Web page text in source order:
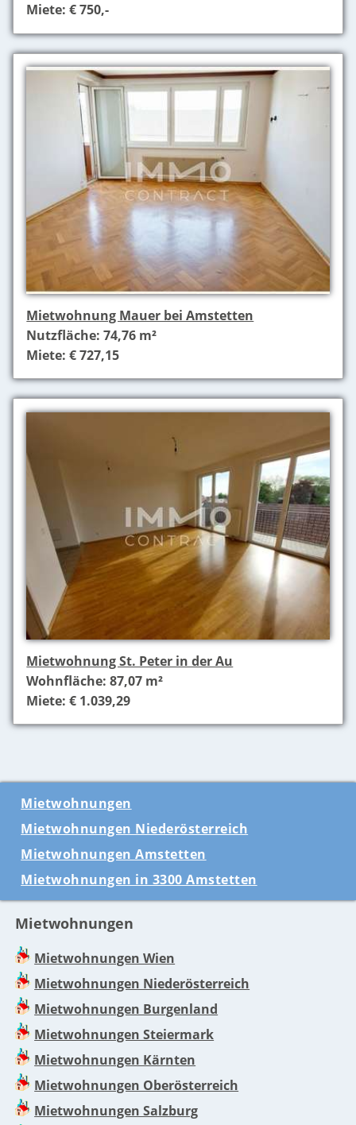
Miete: € 750,-
Mietwohnung Mauer bei Amstetten
Nutzfläche: 74,76 m²
Miete: € 727,15
Mietwohnung St. Peter in der Au
Wohnfläche: 87,07 m²
Miete: € 1.039,29
Mietwohnungen
Mietwohnungen Niederösterreich
Mietwohnungen Amstetten
Mietwohnungen in 3300 Amstetten
Mietwohnungen
Mietwohnungen Wien
Mietwohnungen Niederösterreich
Mietwohnungen Burgenland
Mietwohnungen Steiermark
Mietwohnungen Kärnten
Mietwohnungen Oberösterreich
Mietwohnungen Salzburg